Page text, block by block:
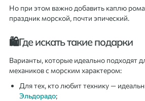
Но при этом важно добавить каплю
праздник морской, почти эпический.
🛍️Где искать такие подарки
Варианты, которые идеально подходят
механиков с морским характером:
Для тех, кто любит технику —
Эльдорадо;